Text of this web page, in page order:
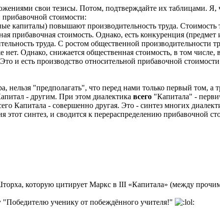
свои тезисы. Потом, подтверждайте их таблицами. Я,
стоимости:
капиталы) повышают производительность труда. Стоимость
прибавочная стоимость. Однако, есть конкуренция
труда. С ростом общественной производительности
Однако, снижается общественная стоимость, в том
и есть производство относительной прибавочной
"предполагать", что перед нами только первый том, а
- другим. При этом диалектика всего "Капиталa" -
Капитала - совершенно другая. Это - синтез многих
этот синтез, и сводится к перераспределению прибавочной
которую цитирует Маркс в III «Капитала» (между
ученику от побеждённого учителя!"